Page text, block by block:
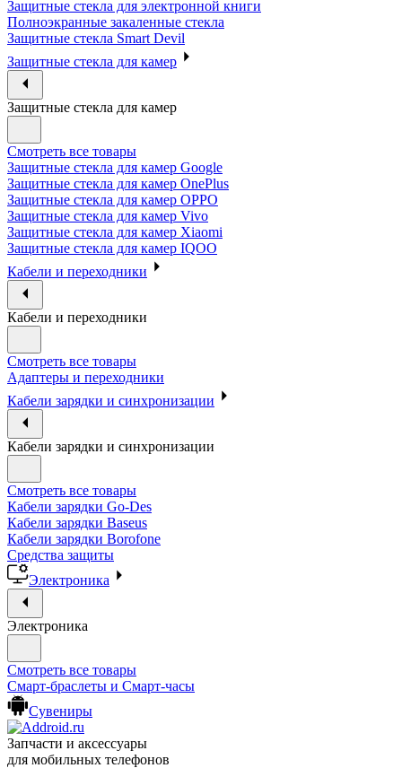
Защитные стекла для электронной книги
Полноэкранные закаленные стекла
Защитные стекла Smart Devil
Защитные стекла для камер
Защитные стекла для камер
Смотреть все товары
Защитные стекла для камер Google
Защитные стекла для камер OnePlus
Защитные стекла для камер OPPO
Защитные стекла для камер Vivo
Защитные стекла для камер Xiaomi
Защитные стекла для камер IQOO
Кабели и переходники
Кабели и переходники
Смотреть все товары
Адаптеры и переходники
Кабели зарядки и синхронизации
Кабели зарядки и синхронизации
Смотреть все товары
Кабели зарядки Go-Des
Кабели зарядки Baseus
Кабели зарядки Borofone
Средства защиты
Электроника
Электроника
Смотреть все товары
Смарт-браслеты и Смарт-часы
Сувениры
Запчасти и аксессуары
для мобильных телефонов